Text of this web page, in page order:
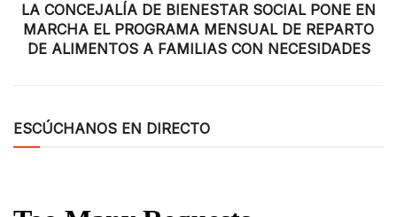
LA CONCEJALÍA DE BIENESTAR SOCIAL PONE EN
MARCHA EL PROGRAMA MENSUAL DE REPARTO
DE ALIMENTOS A FAMILIAS CON NECESIDADES
ESCÚCHANOS EN DIRECTO